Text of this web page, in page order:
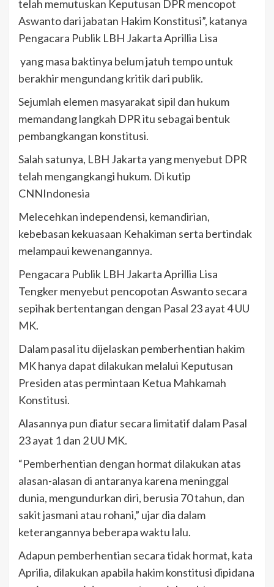
telah memutuskan Keputusan DPR mencopot
Aswanto dari jabatan Hakim Konstitusi”, katanya
Pengacara Publik LBH Jakarta Aprillia Lisa
yang masa baktinya belum jatuh tempo untuk
berakhir mengundang kritik dari publik.
Sejumlah elemen masyarakat sipil dan hukum
memandang langkah DPR itu sebagai bentuk
pembangkangan konstitusi.
Salah satunya, LBH Jakarta yang menyebut DPR
telah mengangkangi hukum. Di kutip
CNNIndonesia
Melecehkan independensi, kemandirian,
kebebasan kekuasaan Kehakiman serta bertindak
melampaui kewenangannya.
Pengacara Publik LBH Jakarta Aprillia Lisa
Tengker menyebut pencopotan Aswanto secara
sepihak bertentangan dengan Pasal 23 ayat 4 UU
MK.
Dalam pasal itu dijelaskan pemberhentian hakim
MK hanya dapat dilakukan melalui Keputusan
Presiden atas permintaan Ketua Mahkamah
Konstitusi.
Alasannya pun diatur secara limitatif dalam Pasal
23 ayat 1 dan 2 UU MK.
“Pemberhentian dengan hormat dilakukan atas
alasan-alasan di antaranya karena meninggal
dunia, mengundurkan diri, berusia 70 tahun, dan
sakit jasmani atau rohani,” ujar dia dalam
keterangannya beberapa waktu lalu.
Adapun pemberhentian secara tidak hormat, kata
Aprilia, dilakukan apabila hakim konstitusi dipidana